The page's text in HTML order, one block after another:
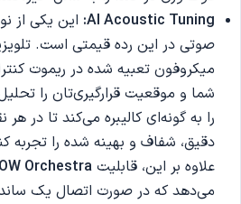
AI Acoustic Tuning: این یکی از
صوتی در این رده قیمتی است.
میکروفون تعبیه شده در ریموت
شما و موقعیت قرارگیری‌تان را
را به گونه‌ای کالیبره می‌کند تا در
دقیق، شفاف و بهینه شده را تجربه
علاوه بر این، قابلیت Orchestra
می‌دهد که در صورت اتصال یک